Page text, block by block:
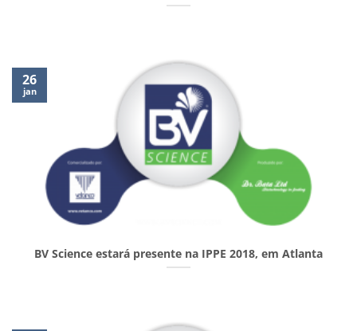
BV Science estará presente na IPPE 2018, em Atlanta
26
jan